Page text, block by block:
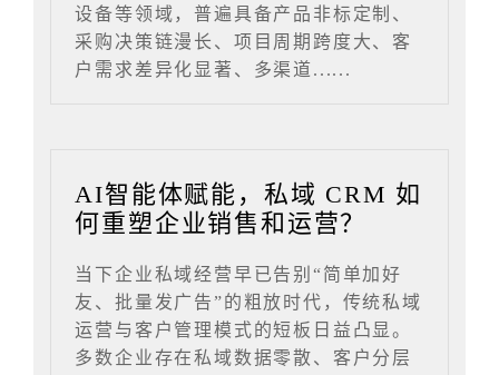
设备等领域，普遍具备产品非标定制、
采购决策链漫长、项目周期跨度大、客
户需求差异化显著、多渠道......
AI智能体赋能，私域 CRM 如
何重塑企业销售和运营？
当下企业私域经营早已告别“简单加好
友、批量发广告”的粗放时代，传统私域
运营与客户管理模式的短板日益凸显。
多数企业存在私域数据零散、客户分层